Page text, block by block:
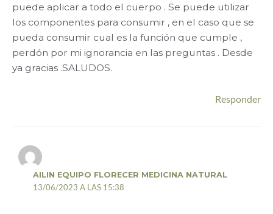
puede aplicar a todo el cuerpo . Se puede utilizar
los componentes para consumir , en el caso que se
pueda consumir cual es la función que cumple ,
perdón por mi ignorancia en las preguntas . Desde
ya gracias .SALUDOS.
Responder
AILIN EQUIPO FLORECER MEDICINA NATURAL
13/06/2023 A LAS 15:38